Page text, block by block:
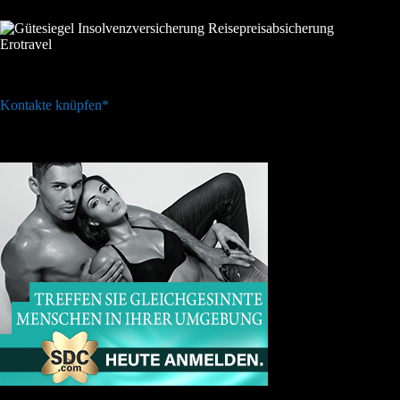
Kontakte knüpfen*